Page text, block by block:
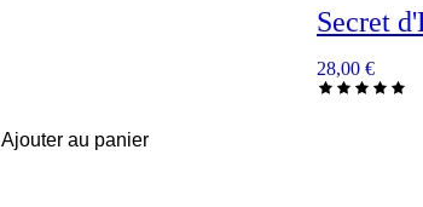
Ajouter au panier
Secret
28,00 €